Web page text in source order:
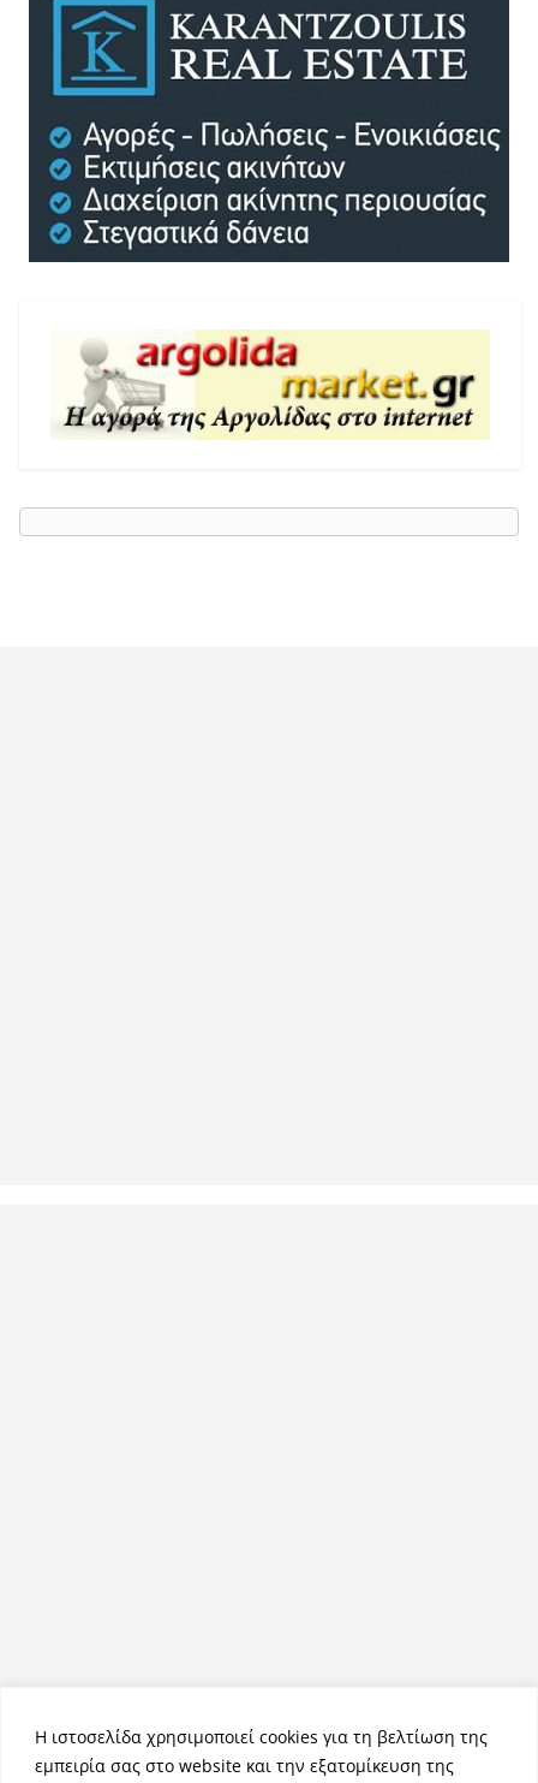
Η ιστοσελίδα χρησιμοποιεί cookies για τη βελτίωση της
εμπειρία σας στο website και την εξατομίκευση της